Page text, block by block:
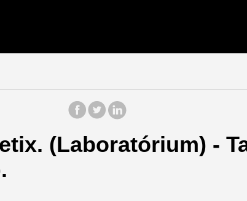
(Laboratórium) -